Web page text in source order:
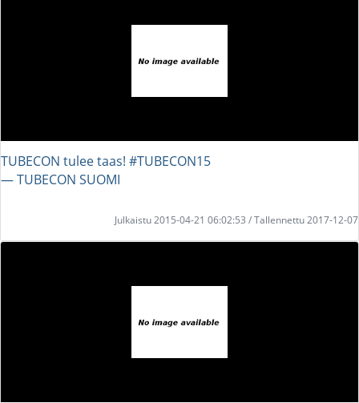
TUBECON tulee taas! #TUBECON15
― TUBECON SUOMI
Julkaistu 2015-04-21 06:02:53 / Tallennettu 2017-12-07